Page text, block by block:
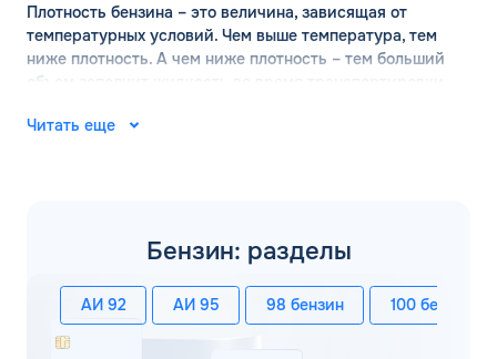
Плотность бензина – это величина, зависящая от
температурных условий. Чем выше температура, тем
ниже плотность. А чем ниже плотность – тем больший
объем заполнит жидкость во время транспортировки.
обязательно проводится измерение плотности состава.
АИ-95 – 750 кг/м3;
АИ-98 – 780 кг/м3.
Читать еще
Бензин: разделы
АИ 92 АИ 95 98 бензин 100 бензин